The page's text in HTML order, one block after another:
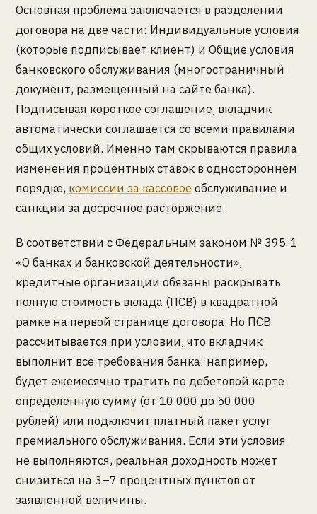
Основная проблема заключается в разделении
договора на две части: Индивидуальные условия
(которые подписывает клиент) и Общие условия
банковского обслуживания (многостраничный
документ, размещенный на сайте банка).
Подписывая короткое соглашение, вкладчик
автоматически соглашается со всеми правилами
общих условий. Именно там скрываются правила
изменения процентных ставок в одностороннем
порядке, комиссии за кассовое обслуживание и
санкции за досрочное расторжение.
В соответствии с Федеральным законом № 395-1
«О банках и банковской деятельности»,
кредитные организации обязаны раскрывать
полную стоимость вклада (ПСВ) в квадратной
рамке на первой странице договора. Но ПСВ
рассчитывается при условии, что вкладчик
выполнит все требования банка: например,
будет ежемесячно тратить по дебетовой карте
определенную сумму (от 10 000 до 50 000
рублей) или подключит платный пакет услуг
премиального обслуживания. Если эти условия
не выполняются, реальная доходность может
снизиться на 3–7 процентных пунктов от
заявленной величины.